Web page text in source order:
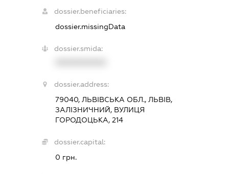
dossier.beneficiaries:
dossier.missingData
dossier.smida:
dossier.address:
79040, ЛЬВІВСЬКА ОБЛ., ЛЬВІВ,
ЗАЛІЗНИЧНИЙ, ВУЛИЦЯ
ГОРОДОЦЬКА, 214
dossier.capital:
0 грн.